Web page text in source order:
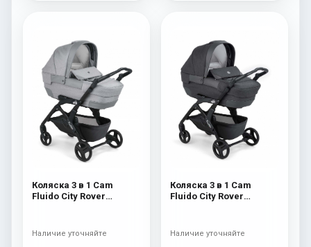
Коляска 3 в 1 Cam
Fluido City Rover
Наличие уточняйте
Коляска 3 в 1 Cam
Fluido City Rover
Наличие уточняйте